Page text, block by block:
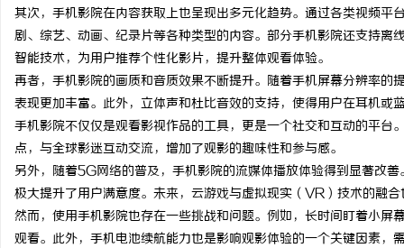
其次，手机影院在内容获取上也呈现出多元化趋势。通过各类视频
剧、综艺、动画、纪录片等各种类型的内容。部分手机影院还支持
智能技术，为用户推荐个性化影片，提升整体观看体验。
再者，手机影院的画质和音质效果不断提升。随着手机屏幕分辨率
表现更加丰富。此外，立体声和杜比音效的支持，使得用户在耳机或
手机影院不仅仅是观看影视作品的工具，更是一个社交和互动的平
点，与全球影迷互动交流，增加了观影的趣味性和参与感。
另外，随着5G网络的普及，手机影院的流媒体播放体验得到显著改
极大提升了用户满意度。未来，云游戏与虚拟现实（VR）技术的融
然而，使用手机影院也存在一些挑战和问题。例如，长时间盯着小
观看。此外，手机电池续航能力也是影响观影体验的一个关键因素，